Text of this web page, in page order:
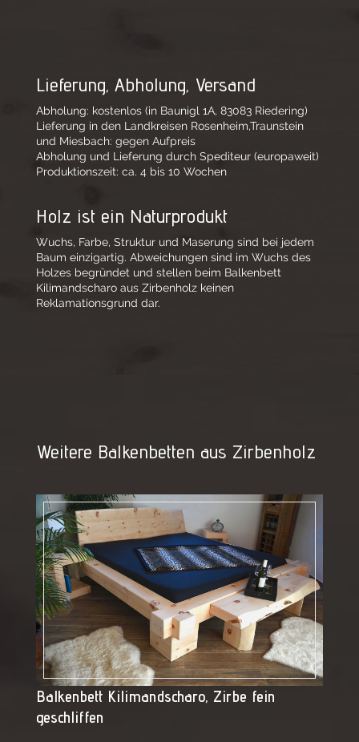
Lieferung, Abholung, Versand
Abholung: kostenlos (in Baunigl 1A, 83083 Riedering)
Lieferung in den Landkreisen Rosenheim,Traunstein
und Miesbach: gegen Aufpreis
Abholung und Lieferung durch Spediteur (europaweit)
Produktionszeit: ca. 4 bis 10 Wochen
Holz ist ein Naturprodukt
Wuchs, Farbe, Struktur und Maserung sind bei jedem
Baum einzigartig. Abweichungen sind im Wuchs des
Holzes begründet und stellen beim Balkenbett
Kilimandscharo aus Zirbenholz keinen
Reklamationsgrund dar.
Weitere Balkenbetten aus Zirbenholz
Balkenbett Kilimandscharo, Zirbe fein
geschliffen